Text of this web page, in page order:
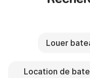
Louer
Location de